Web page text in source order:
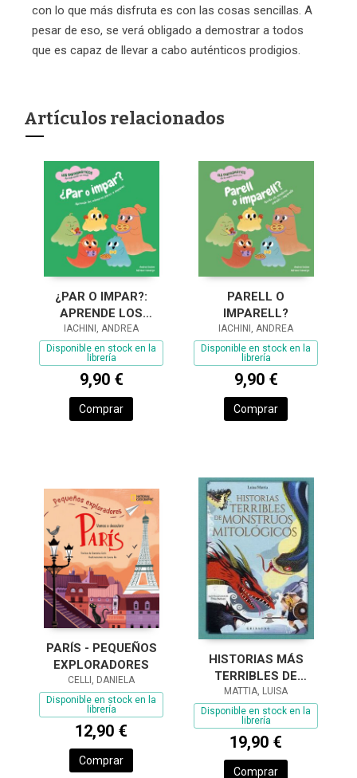
con lo que más disfruta es con las cosas sencillas. A
pesar de eso, se verá obligado a demostrar a todos
que es capaz de llevar a cabo auténticos prodigios.
Artículos relacionados
¿PAR O IMPAR?:
APRENDE LOS
NÚMEROS PARES E
IMPARES
IACHINI, ANDREA
Disponible en stock en la
librería
9,90 €
Comprar
PARELL O
IMPARELL?
IACHINI, ANDREA
Disponible en stock en la
librería
9,90 €
Comprar
PARÍS - PEQUEÑOS
EXPLORADORES
CELLI, DANIELA
Disponible en stock en la
librería
12,90 €
Comprar
HISTORIAS MÁS
TERRIBLES DE
MONSTRUOS
MITOLÓGICOS, LAS
MATTIA, LUISA
Disponible en stock en la
librería
19,90 €
Comprar